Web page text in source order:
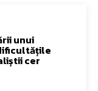
unui
cer